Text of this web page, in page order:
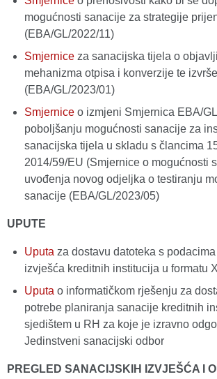
mogućnosti sanacije za strategije
(EBA/GL/2022/11)
Smjernice za sanacijska tijela o
mehanizma otpisa i konverzije te
(EBA/GL/2023/01)
Smjernice o izmjeni Smjernica EBA/
poboljšanju mogućnosti sanacije za
sanacijska tijela u skladu s člancima
2014/59/EU (Smjernice o mogućnosti
uvođenja novog odjeljka o testiranju
sanacije (EBA/GL/2023/05)
UPUTE
Uputa za dostavu datoteka s
izvješća kreditnih institucija u formatu
Uputa o informatičkom rješenju za
potrebe planiranja sanacije kreditnih
sjedištem u RH za koje je izravno
Jedinstveni sanacijski odbor
PREGLED SANACIJSKIH IZVJEŠĆA I